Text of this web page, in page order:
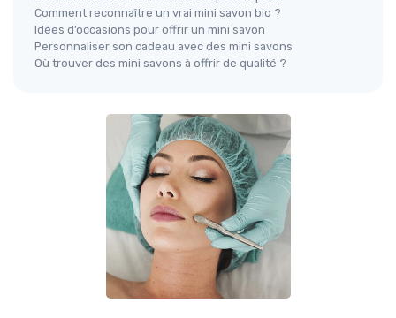
Comment reconnaître un vrai mini savon bio ?
Idées d’occasions pour offrir un mini savon
Personnaliser son cadeau avec des mini savons
Où trouver des mini savons à offrir de qualité ?